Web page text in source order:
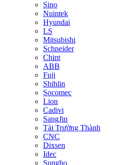
Sino
Nuintek
Hyundai
LS
Mitsubishi
Schneider
Chint
ABB
Fuji
Shihlin
Socomec
Lion
Cadivi
SangJin
Tài Trường Thành
CNC
Dixsen
Idec
Sungho